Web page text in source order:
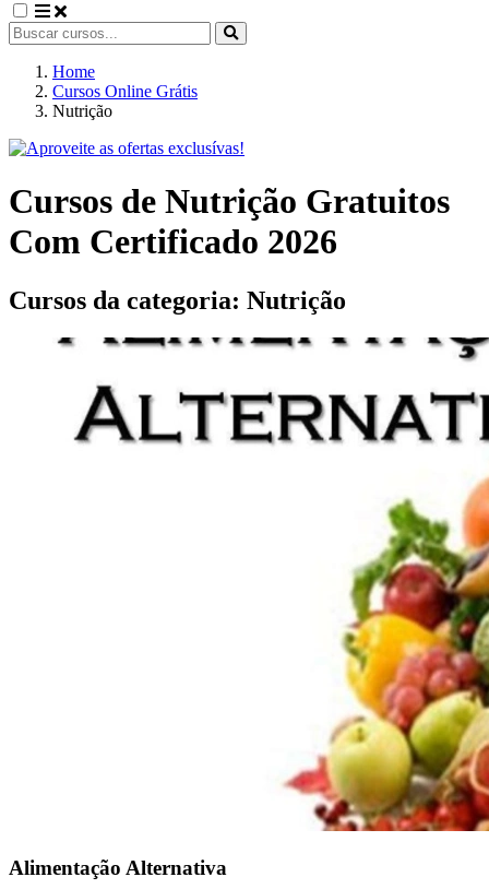
Home
Cursos Online Grátis
Nutrição
Cursos de Nutrição Gratuitos
Com Certificado 2026
Cursos da categoria: Nutrição
Alimentação Alternativa